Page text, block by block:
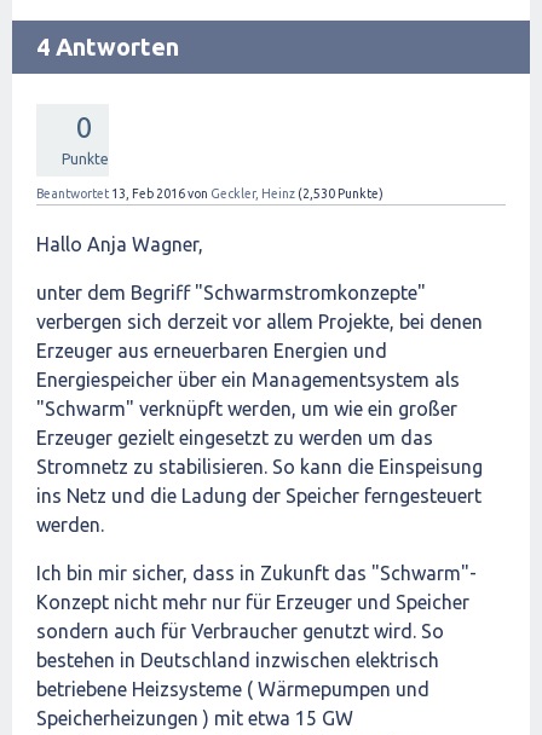
4 Antworten
0
Punkte
Beantwortet 13, Feb 2016von Geckler, Heinz (2,530 Punkte)
Hallo Anja Wagner,
unter dem Begriff "Schwarmstromkonzepte"
verbergen sich derzeit vor allem Projekte, bei denen
Erzeuger aus erneuerbaren Energien und
Energiespeicher über ein Managementsystem als
"Schwarm" verknüpft werden, um wie ein großer
Erzeuger gezielt eingesetzt zu werden um das
Stromnetz zu stabilisieren. So kann die Einspeisung
ins Netz und die Ladung der Speicher ferngesteuert
werden.
Ich bin mir sicher, dass in Zukunft das "Schwarm"-
Konzept nicht mehr nur für Erzeuger und Speicher
sondern auch für Verbraucher genutzt wird. So
bestehen in Deutschland inzwischen elektrisch
betriebene Heizsysteme ( Wärmepumpen und
Speicherheizungen ) mit etwa 15 GW